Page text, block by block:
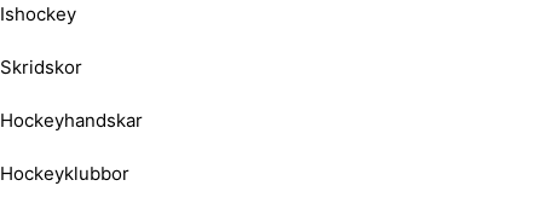
Ishockey
Skridskor
Hockeyhandskar
Hockeyklubbor